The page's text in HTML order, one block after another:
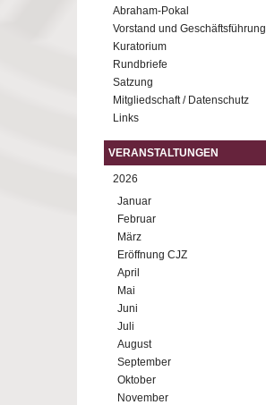
Abraham-Pokal
Vorstand und Geschäftsführung
Kuratorium
Rundbriefe
Satzung
Mitgliedschaft / Datenschutz
Links
VERANSTALTUNGEN
2026
Januar
Februar
März
Eröffnung CJZ
April
Mai
Juni
Juli
August
September
Oktober
November